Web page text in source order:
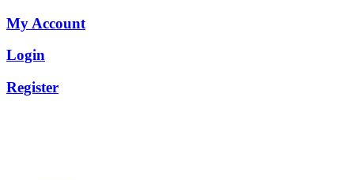
My Account
Login
Register